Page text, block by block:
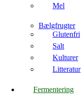
Mel
Bælgfrugter
Glutenfri
Salt
Kulturer
Litteratur
Fermentering